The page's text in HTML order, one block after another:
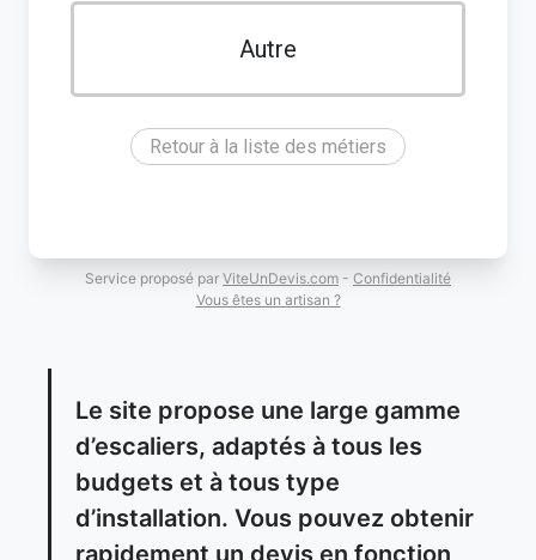
Autre
Retour à la liste des métiers
Service proposé par ViteUnDevis.com - Confidentialité
Vous êtes un artisan ?
Le site propose une large gamme
d’escaliers, adaptés à tous les
budgets et à tous type
d’installation. Vous pouvez obtenir
rapidement un devis en fonction